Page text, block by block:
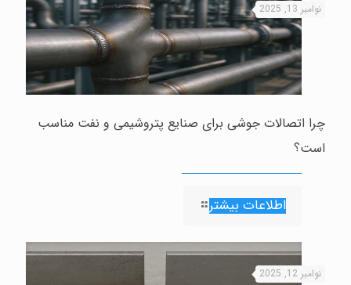
نوامبر 13, 2025
چرا اتصالات جوشی برای صنایع پتروشیمی و نفت مناسب
است؟
اطلاعات بیشتر
نوامبر 12, 2025